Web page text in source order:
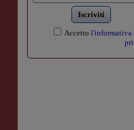
Iscriviti
Accetto l'informativa